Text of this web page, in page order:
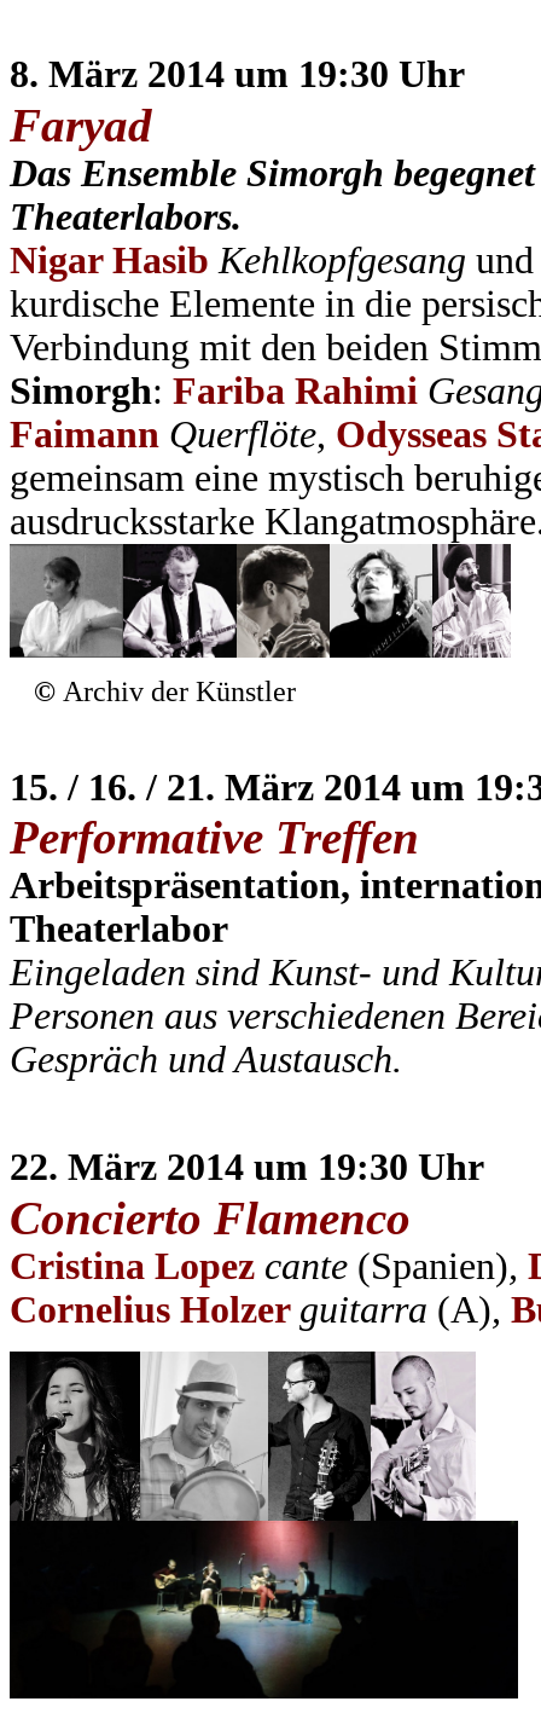
8. März 2014 um 19:30 Uhr
Faryad
Das Ensemble Simorgh
Theaterlabors.
Nigar Hasib Kehlkopfgesang
kurdische Elemente in die
Verbindung mit den beiden
Simorgh: Fariba Rahimi
Faimann Querflöte, Odysseas
gemeinsam eine mystisch
ausdrucksstarke
© Archiv der Künstler
15. / 16. / 21. März 2014 um
Performative Treffen
Arbeitspräsentation,
Theaterlabor
Eingeladen sind Kunst- und
Personen aus verschiedenen
Gespräch und Austausch.
22. März 2014 um 19:30 Uhr
Concierto Flamenco
Cristina Lopez cante (Spanien),
Cornelius Holzer guitarra (A),